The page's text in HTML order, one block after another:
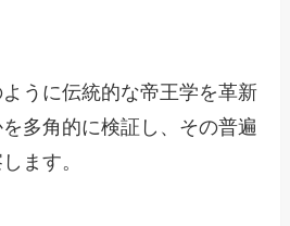
うに伝統的な帝王学を革新
多角的に検証し、その普遍
ます。